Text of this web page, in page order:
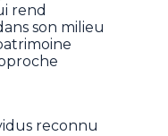
rend
son milieu
reconnu